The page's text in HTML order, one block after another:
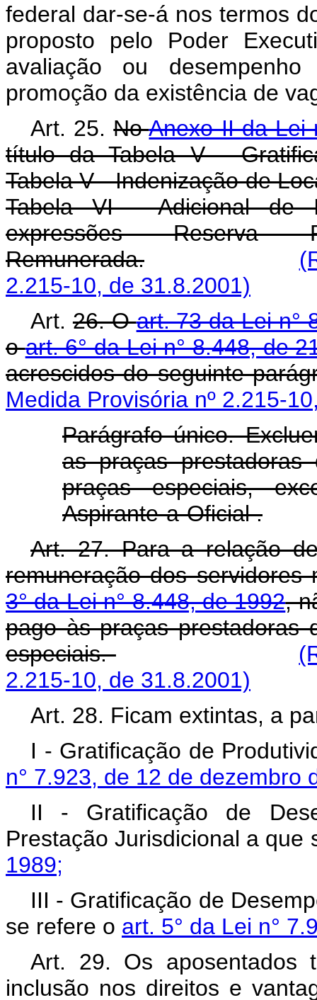
federal dar-se-á nos termos
proposto pelo Poder
avaliação ou
promoção da existência de
Art. 25.NoAnexo II da Lei
título da Tabela V -
Tabela V - Indenização de
Tabela VI - Adicional de
expressões Reserva
Remunerada.
2.215-10, de 31.8.2001)
Art.26. Oart. 73 da Lei n°
oart. 6° da Lei n° 8.448, de
acrescidos do seguinte
Medida Provisória nº 2.215-
Parágrafo único.
as praças
praças especiais,
Aspirante-a-Oficial .
Art. 27. Para a relação
remuneração dos
3° da Lei n° 8.448, de 1992,
pago às praças prestadoras
especiais.
2.215-10, de 31.8.2001)
Art. 28. Ficam extintas, a
I - Gratificação de
n° 7.923, de 12 de dezembro
II - Gratificação de
Prestação Jurisdicional a que
1989;
III - Gratificação de
se refere o art. 5° da Lei n°
Art. 29. Os aposentados
inclusão nos direitos e